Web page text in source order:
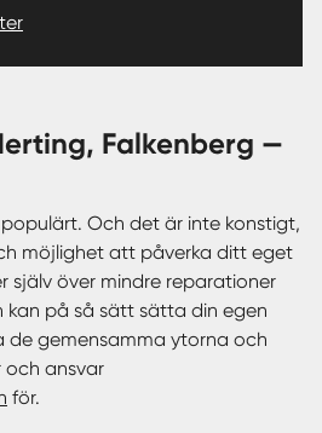
Och det är inte konstigt,
möjlighet att påverka ditt eget
själv över mindre reparationer
på så sätt sätta din egen
de gemensamma ytorna och
ansvar
för.